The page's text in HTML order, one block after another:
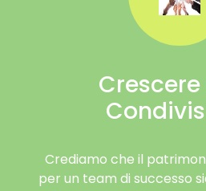
Crediamo che il
per un team di successo